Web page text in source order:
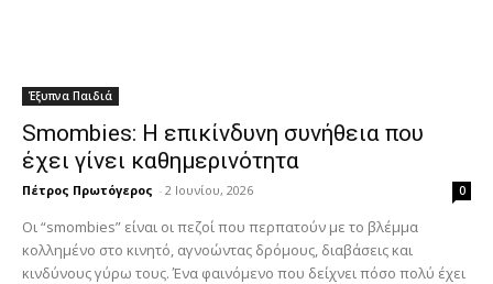
Έξυπνα Παιδιά
Smombies: Η επικίνδυνη συνήθεια που
έχει γίνει καθημερινότητα
Πέτρος Πρωτόγερος - 2 Ιουνίου, 2026 0
Οι “smombies” είναι οι πεζοί που περπατούν με το βλέμμα
κολλημένο στο κινητό, αγνοώντας δρόμους, διαβάσεις και
κινδύνους γύρω τους. Ένα φαινόμενο που δείχνει πόσο πολύ έχει